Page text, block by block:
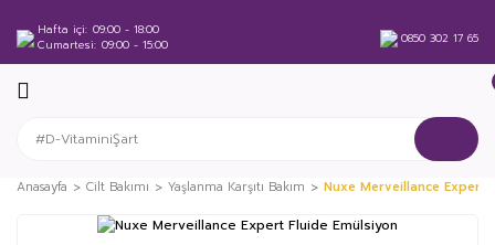
Hafta içi 09:00 - 18:00
Cumartesi 09:00 - 15:00 0850 302 17 65
Anasayfa Cilt Bakımı Yaşlanma Karşıtı Bakım Nuxe Merveillance Expert